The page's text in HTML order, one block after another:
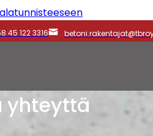
45 122 3316
yhteyttä